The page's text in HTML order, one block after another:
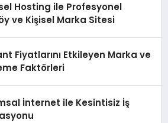
Hosting ile Profesyonel
ve Kişisel Marka Sitesi
Fiyatlarını Etkileyen Marka ve
Faktörleri
İnternet ile Kesintisiz İş